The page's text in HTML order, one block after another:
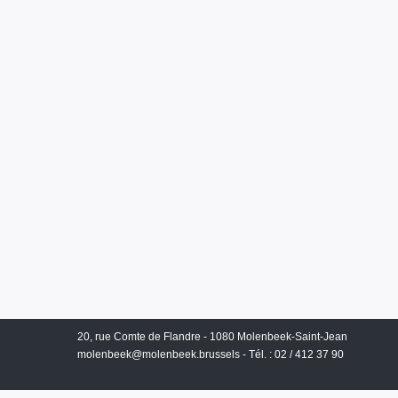
20, rue Comte de Flandre - 1080 Molenbeek-Saint-Jean
molenbeek@molenbeek.brussels - Tél. : 02 / 412 37 90